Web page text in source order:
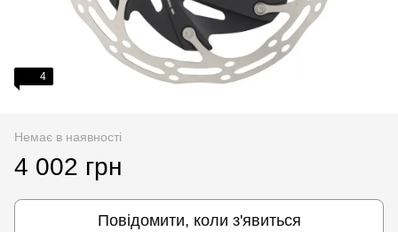
4
Немає в наявності
4 002 грн
Повідомити, коли з'явиться